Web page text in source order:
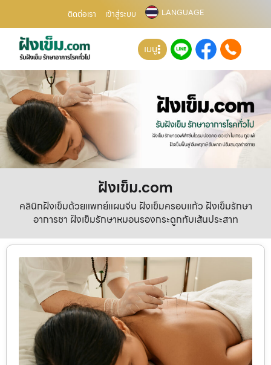
ติดต่อเรา เข้าสู่ระบบ LANGUAGE
เมนู
ฝังเข็ม.com
คลินิกฝังเข็มด้วยแพทย์แผนจีน ฝังเข็มครอบแก้ว ฝังเข็มรักษา
อาการชา ฝังเข็มรักษาหมอนรองกระดูกทับเส้นประสาท